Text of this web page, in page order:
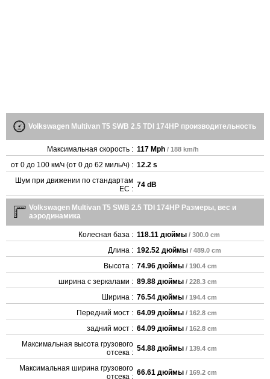
Volkswagen Multivan T5 SWB 2.5 TDI 174HP производительность
Максимальная скорость : 117 Mph / 188 km/h
от 0 до 100 км/ч (от 0 до 62 миль/ч) : 12.2 s
Шум при движении по стандартам
ЕС : 74 dB
Volkswagen Multivan T5 SWB 2.5 TDI 174HP Размеры, вес и
аэродинамика
Колесная база : 118.11 дюймы / 300.0 cm
Длина : 192.52 дюймы / 489.0 cm
Высота : 74.96 дюймы / 190.4 cm
ширина с зеркалами : 89.88 дюймы / 228.3 cm
Ширина : 76.54 дюймы / 194.4 cm
Передний мост : 64.09 дюймы / 162.8 cm
задний мост : 64.09 дюймы / 162.8 cm
Максимальная высота грузового
отсека : 54.88 дюймы / 139.4 cm
Максимальная ширина грузового
отсека : 66.61 дюймы / 169.2 cm